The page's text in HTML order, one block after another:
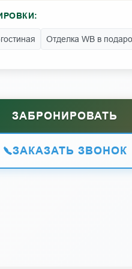
Отделка WB в
ЗАБРОНИРОВАТЬ
ЗАКАЗАТЬ ЗВОНОК